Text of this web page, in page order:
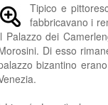
Tipico e
fabbricavano i
Palazzo dei
Di esso
bizantino